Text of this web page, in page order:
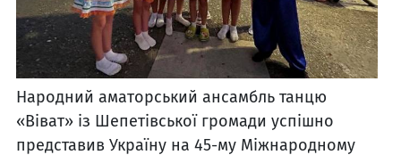
Народний аматорський ансамбль танцю
«Віват» із Шепетівської громади успішно
представив Україну на 45-му Міжнародному